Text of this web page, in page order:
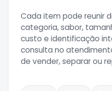
Cada item pode reunir
categoria, sabor,
custo e identificação
consulta no
de vender, separar ou